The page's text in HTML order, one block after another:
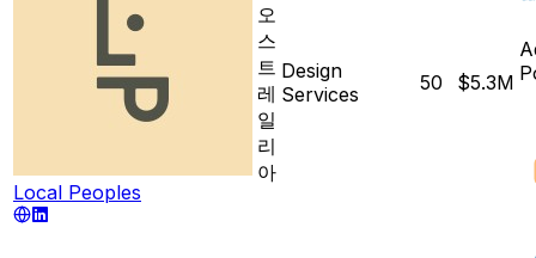
Local Peoples
오
스
트
레
일
리
아
Design
Services
50 $5.3M